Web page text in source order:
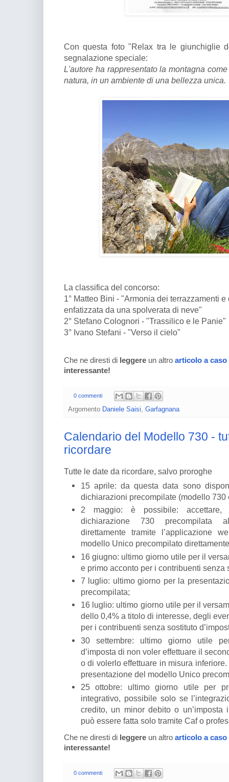
Con questa foto "Relax tra le giunchiglie
segnalazione speciale:
L'autore ha rappresentato la montagna
natura, in un ambiente di una bellezza unica.
La classifica del concorso:
1° Matteo Bini - "Armonia dei terrazzamenti
enfatizzata da una spolverata di neve"
2° Stefano Colognori - "Trassilico e le Panie"
3° Ivano Stefani - "Verso il cielo"
Che ne diresti di leggere un altro articolo a caso
interessante!
0 commenti
Argomento Daniele Saisi, Garfagnana
Calendario del Modello 730 -
ricordare
Tutte le date da ricordare, salvo proroghe
15 aprile: da questa data sono
dichiarazioni precompilate (modello 730
2 maggio: è possibile:
dichiarazione 730 precompilata
direttamente tramite l’applicazione
modello Unico precompilato
16 giugno: ultimo giorno utile per il
e primo acconto per i contribuenti senza
7 luglio: ultimo giorno per la
precompilata;
16 luglio: ultimo giorno utile per il
dello 0,4% a titolo di interesse, degli
per i contribuenti senza sostituto
30 settembre: ultimo giorno utile
d’imposta di non voler effettuare il
o di volerlo effettuare in misura
presentazione del modello Unico
25 ottobre: ultimo giorno utile per
integrativo, possibile solo se
credito, un minor debito o un’imposta
può essere fatta solo tramite Caf o
Che ne diresti di leggere un altro articolo a caso
interessante!
0 commenti